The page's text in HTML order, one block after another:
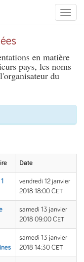
Toggle
en matière
pays, les noms
du
Date
vendredi 12 janvier
2018 18:00 CET
samedi 13 janvier
2018 09:00 CET
samedi 13 janvier
2018 14:30 CET